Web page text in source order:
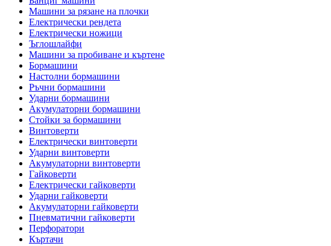
Машини за рязане на плочки
Електрически рендета
Електрически ножици
Ъглошлайфи
Машини за пробиване и къртене
Бормашини
Настолни бормашини
Ръчни бормашини
Ударни бормашини
Акумулаторни бормашини
Стойки за бормашини
Винтоверти
Електрически винтоверти
Ударни винтоверти
Акумулаторни винтоверти
Гайковерти
Електрически гайковерти
Ударни гайковерти
Акумулаторни гайковерти
Пневматични гайковерти
Перфоратори
Къртачи